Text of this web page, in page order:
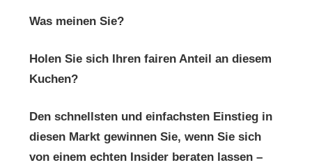
Was meinen Sie?
Holen Sie sich Ihren fairen Anteil an diesem
Kuchen?
Den schnellsten und einfachsten Einstieg in
diesen Markt gewinnen Sie, wenn Sie sich
von einem echten Insider beraten lassen –